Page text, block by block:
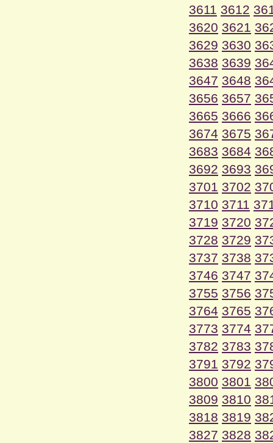
3611 3612
3620 3621
3629 3630
3638 3639
3647 3648
3656 3657
3665 3666
3674 3675
3683 3684
3692 3693
3701 3702
3710 3711
3719 3720
3728 3729
3737 3738
3746 3747
3755 3756
3764 3765
3773 3774
3782 3783
3791 3792
3800 3801
3809 3810
3818 3819
3827 3828